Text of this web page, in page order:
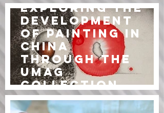
Exploring the
Development
of Painting in
China
through the
UMAG
Collection